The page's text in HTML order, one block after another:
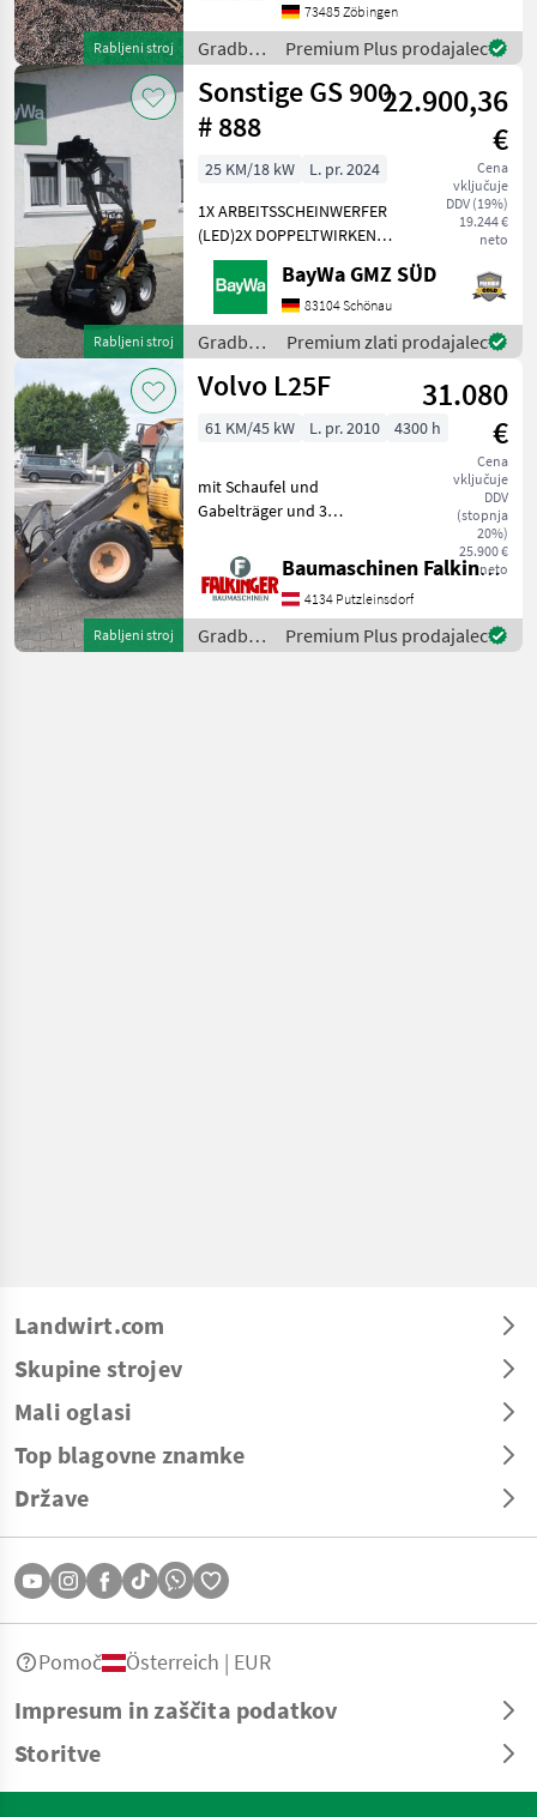
Rabljeni stroj
73485 Zöbingen
Gradbeni
stroji /
Sonstige
Premium Plus prodajalec
Rabljeni stroj
Sonstige GS 900
# 888
22.900,36
€
Cena
vključuje
DDV (19%)
19.244 €
neto
25 KM/18 kW
L. pr. 2024
1X ARBEITSSCHEINWERFER
(LED)2X DOPPELTWIRKEND
MECHANISCHGEGENGEWICHT
UNTER DER TRITTGIANT
WERKZEUGAUFNAHMEMotor-
Moderner Kubota
Dreizylinderdieselmotor,
Typ
BayWa GMZ SÜD
83104 Schönau
Gradbeni
stroji /
Sonstige
Premium zlati prodajalec
Rabljeni stroj
Volvo L25F
31.080
€
Cena
vključuje
DDV
(stopnja
20%)
25.900 €
neto
61 KM/45 kW L. pr. 2010 4300 h
mit Schaufel und
Gabelträger und 3
Betriebsgewicht: 5200kg
Reifen 70% Der Volvo L25F
ist in einem guten
Zustand!! BAUMASCHINEN
FALKIN
Baumaschinen Falkinger
4134 Putzleinsdorf
Gradbeni
stroji /
Premium Plus prodajalec
Landwirt.com
Skupine strojev
Mali oglasi
Top blagovne znamke
Države
Impresum in zaščita podatkov
Storitve
Pomoč Österreich | EUR